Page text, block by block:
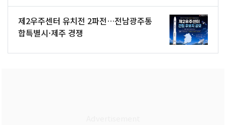
제2우주센터 유치전 2파전…전남광주통
합특별시·제주 경쟁